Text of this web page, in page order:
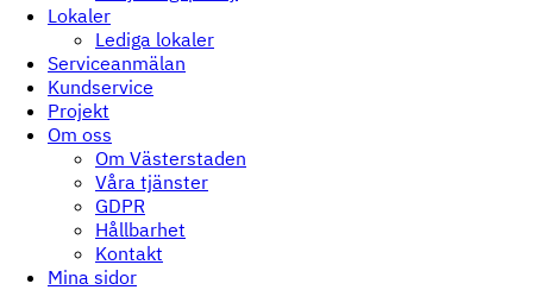
Lokaler
Lediga lokaler
Serviceanmälan
Kundservice
Projekt
Om oss
Om Västerstaden
Våra tjänster
GDPR
Hållbarhet
Kontakt
Mina sidor